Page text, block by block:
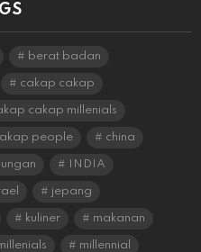
berat badan
cakap cakap
cakap millenials
people china
INDIA
jepang
kuliner makanan
millennial